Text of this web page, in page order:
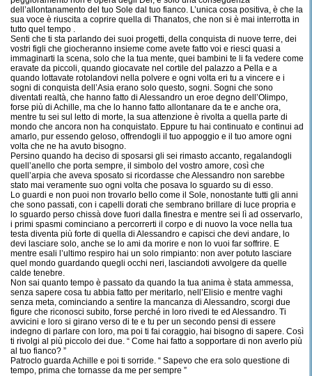
dell’allontanamento del tuo Sole dal tuo fianco. L’unica cosa positiva, è che la
sua voce è riuscita a coprire quella di Thanatos, che non si è mai interrotta in
tutto quel tempo .
Senti che ti sta parlando dei suoi progetti, della conquista di nuove terre, dei
vostri figli che giocheranno insieme come avete fatto voi e riesci quasi a
immaginarti la scena, solo che la tua mente, quei bambini te li fa vedere come
eravate da piccoli, quando giocavate nel cortile del palazzo a Pella e a
quando lottavate rotolandovi nella polvere e ogni volta eri tu a vincere e i
sogni di conquista dell’Asia erano solo questo, sogni. Sogni che sono
diventati realtà, che hanno fatto di Alessandro un eroe degno dell’Olimpo,
forse più di Achille, ma che lo hanno fatto allontanare da te e anche ora,
mentre tu sei sul letto di morte, la sua attenzione è rivolta a quella parte di
mondo che ancora non ha conquistato. Eppure tu hai continuato e continui ad
amarlo, pur essendo geloso, offrendogli il tuo appoggio e il tuo amore ogni
volta che ne ha avuto bisogno.
Persino quando ha deciso di sposarsi gli sei rimasto accanto, regalandogli
quell’anello che porta sempre, il simbolo del vostro amore, così che
quell’arpia che aveva sposato si ricordasse che Alessandro non sarebbe
stato mai veramente suo ogni volta che posava lo sguardo su di esso.
Lo guardi e non puoi non trovarlo bello come il Sole, nonostante tutti gli anni
che sono passati, con i capelli dorati che sembrano brillare di luce propria e
lo sguardo perso chissà dove fuori dalla finestra e mentre sei lì ad osservarlo,
i primi spasmi cominciano a percorrerti il corpo e di nuovo la voce nella tua
testa diventa più forte di quella di Alessandro e capisci che devi andare, lo
devi lasciare solo, anche se lo ami da morire e non lo vuoi far soffrire. E
mentre esali l’ultimo respiro hai un solo rimpianto: non aver potuto lasciare
quel mondo guardando quegli occhi neri, lasciandoti avvolgere da quelle
calde tenebre.
Non sai quanto tempo è passato da quando la tua anima è stata ammessa,
senza sapere cosa tu abbia fatto per meritarlo, nell’Elisio e mentre vaghi
senza meta, cominciando a sentire la mancanza di Alessandro, scorgi due
figure che riconosci subito, forse perché in loro rivedi te ed Alessandro. Ti
avvicini e loro si girano verso di te e tu per un secondo pensi di essere
indegno di parlare con loro, ma poi ti fai coraggio, hai bisogno di sapere. Così
ti rivolgi al più piccolo dei due. “ Come hai fatto a sopportare di non averlo più
al tuo fianco? ”
Patroclo guarda Achille e poi ti sorride. “ Sapevo che era solo questione di
tempo, prima che tornasse da me per sempre ”